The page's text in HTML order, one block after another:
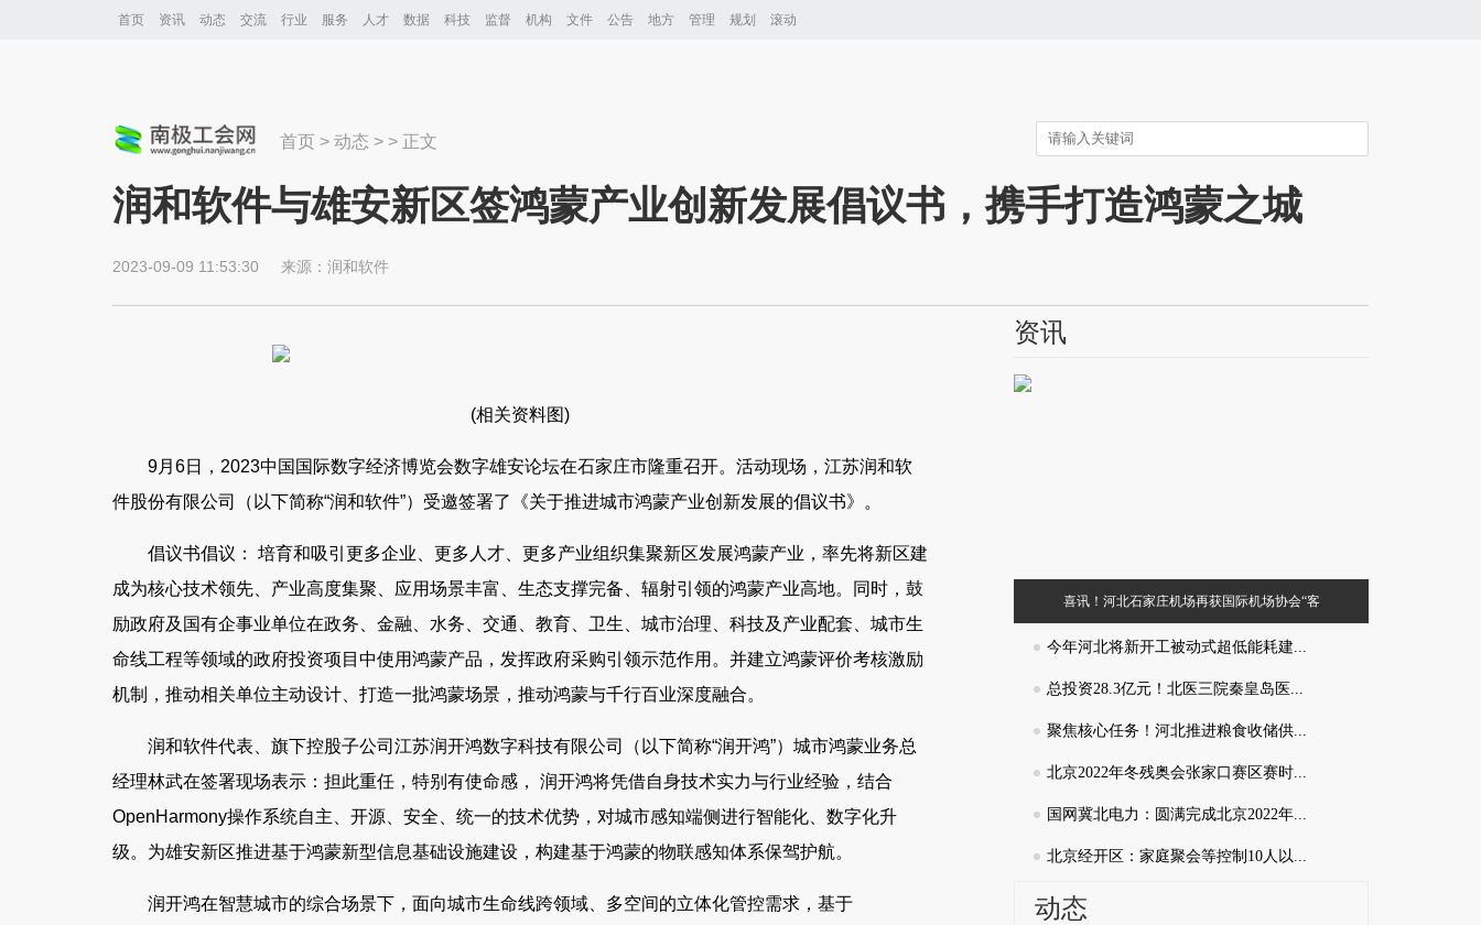
首页 资讯 动态 交流 行业 服务 人才 数据 科技 监督 机构 文件 公告 地方 管理 规划 滚动
首页 > 动态 > > 正文
润和软件与雄安新区签鸿蒙产业创新发展倡议书，携手打造鸿蒙之城
2023-09-09 11:53:30 来源： 润和软件
(相关资料图)
9月6日，2023中国国际数字经济博览会数字雄安论坛在石家庄市隆重召开。活动现场，江苏润和软
件股份有限公司（以下简称“润和软件”）受邀签署了《关于推进城市鸿蒙产业创新发展的倡议书》。
倡议书倡议： 培育和吸引更多企业、更多人才、更多产业组织集聚新区发展鸿蒙产业，率先将新区建
成为核心技术领先、产业高度集聚、应用场景丰富、生态支撑完备、辐射引领的鸿蒙产业高地。同时，鼓
励政府及国有企事业单位在政务、金融、水务、交通、教育、卫生、城市治理、科技及产业配套、城市生
命线工程等领域的政府投资项目中使用鸿蒙产品，发挥政府采购引领示范作用。并建立鸿蒙评价考核激励
机制，推动相关单位主动设计、打造一批鸿蒙场景，推动鸿蒙与千行百业深度融合。
润和软件代表、旗下控股子公司江苏润开鸿数字科技有限公司（以下简称“润开鸿”）城市鸿蒙业务总
经理林武在签署现场表示：担此重任，特别有使命感， 润开鸿将凭借自身技术实力与行业经验，结合
OpenHarmony操作系统自主、开源、安全、统一的技术优势，对城市感知端侧进行智能化、数字化升
级。为雄安新区推进基于鸿蒙新型信息基础设施建设，构建基于鸿蒙的物联感知体系保驾护航。
润开鸿在智慧城市的综合场景下，面向城市生命线跨领域、多空间的立体化管控需求，基于
资讯
肥市招才引智云聘会举办 6家重点产业链企 局地有暴雪！今明两天河北各地将陆续出现雨 “1+3+N”！冀北电力完成北京2022年冬残奥会 喜讯！河北石家庄机场再获国际机场协会“客
户之声”认证
今年河北将新开工被动式超低能耗建...
总投资28.3亿元！北医三院秦皇岛医...
聚焦核心任务！河北推进粮食收储供...
北京2022年冬残奥会张家口赛区赛时...
国网冀北电力：圆满完成北京2022年...
北京经开区：家庭聚会等控制10人以...
动态